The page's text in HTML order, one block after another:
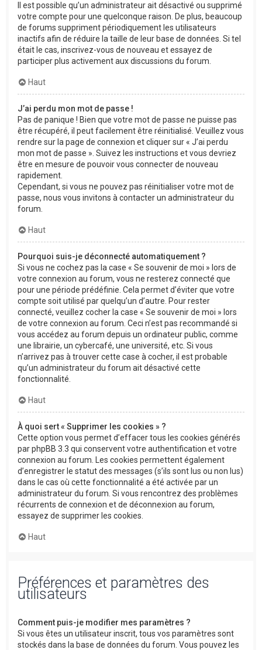
Il est possible qu’un administrateur ait désactivé ou supprimé
votre compte pour une quelconque raison. De plus, beaucoup
de forums suppriment périodiquement les utilisateurs
inactifs afin de réduire la taille de leur base de données. Si tel
était le cas, inscrivez-vous de nouveau et essayez de
participer plus activement aux discussions du forum.
Haut
J’ai perdu mon mot de passe !
Pas de panique ! Bien que votre mot de passe ne puisse pas
être récupéré, il peut facilement être réinitialisé. Veuillez vous
rendre sur la page de connexion et cliquer sur « J’ai perdu
mon mot de passe ». Suivez les instructions et vous devriez
être en mesure de pouvoir vous connecter de nouveau
rapidement.
Cependant, si vous ne pouvez pas réinitialiser votre mot de
passe, nous vous invitons à contacter un administrateur du
forum.
Haut
Pourquoi suis-je déconnecté automatiquement ?
Si vous ne cochez pas la case « Se souvenir de moi » lors de
votre connexion au forum, vous ne resterez connecté que
pour une période prédéfinie. Cela permet d’éviter que votre
compte soit utilisé par quelqu’un d’autre. Pour rester
connecté, veuillez cocher la case « Se souvenir de moi » lors
de votre connexion au forum. Ceci n’est pas recommandé si
vous accédez au forum depuis un ordinateur public, comme
une librairie, un cybercafé, une université, etc. Si vous
n’arrivez pas à trouver cette case à cocher, il est probable
qu’un administrateur du forum ait désactivé cette
fonctionnalité.
Haut
À quoi sert « Supprimer les cookies » ?
Cette option vous permet d’effacer tous les cookies générés
par phpBB 3.3 qui conservent votre authentification et votre
connexion au forum. Les cookies permettent également
d’enregistrer le statut des messages (s’ils sont lus ou non lus)
dans le cas où cette fonctionnalité a été activée par un
administrateur du forum. Si vous rencontrez des problèmes
récurrents de connexion et de déconnexion au forum,
essayez de supprimer les cookies.
Haut
Préférences et paramètres des
utilisateurs
Comment puis-je modifier mes paramètres ?
Si vous êtes un utilisateur inscrit, tous vos paramètres sont
stockés dans la base de données du forum. Vous pouvez les